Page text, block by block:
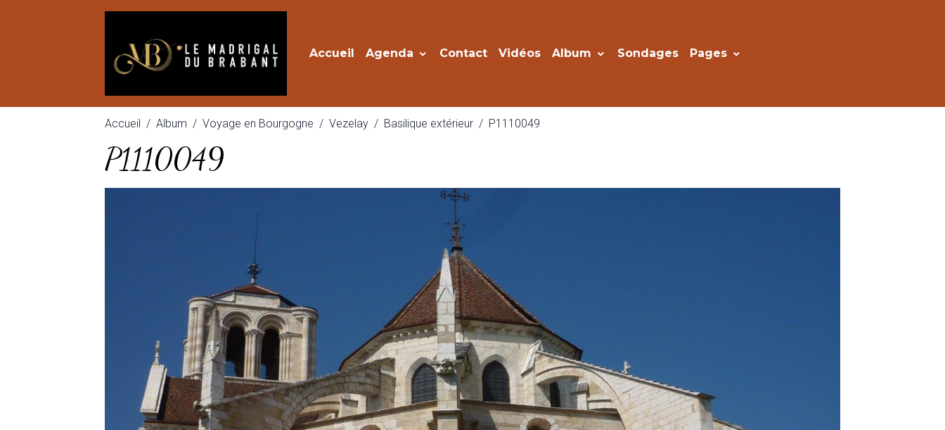
Accueil Agenda Contact Vidéos Album Sondages Pages
Accueil Album Voyage en Bourgogne Vezelay Basilique extérieur P1110049
P1110049